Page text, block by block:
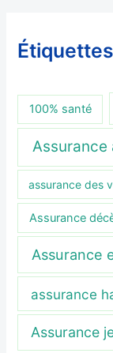
Étiquettes
100% santé
Assurance
assurance des
Assurance
Assurance
assurance
Assurance